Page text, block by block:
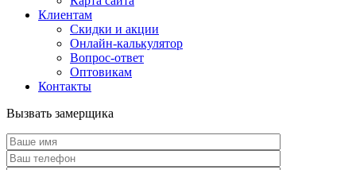
Клиентам
Скидки и акции
Онлайн-калькулятор
Вопрос-ответ
Оптовикам
Контакты
Вызвать замерщика